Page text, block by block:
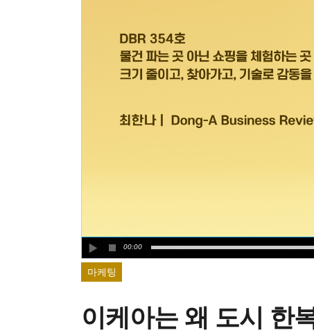
00:00
마케팅
이케아는 왜 도시 한